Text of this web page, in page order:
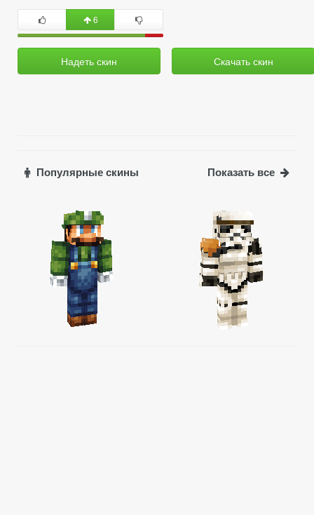
6
Надеть скин Скачать скин
Популярные скины Показать все